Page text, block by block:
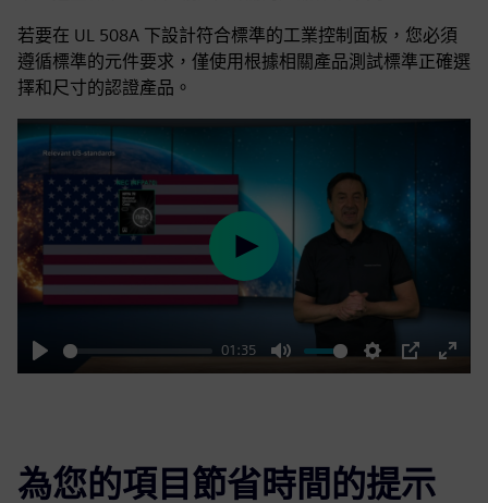
若要在 UL 508A 下設計符合標準的工業控制面板，您必須
遵循標準的元件要求，僅使用根據相關產品測試標準正確選
擇和尺寸的認證產品。
Play
01:35
Mute Settings
PIP
Enter
Play
為您的項目節省時間的提示